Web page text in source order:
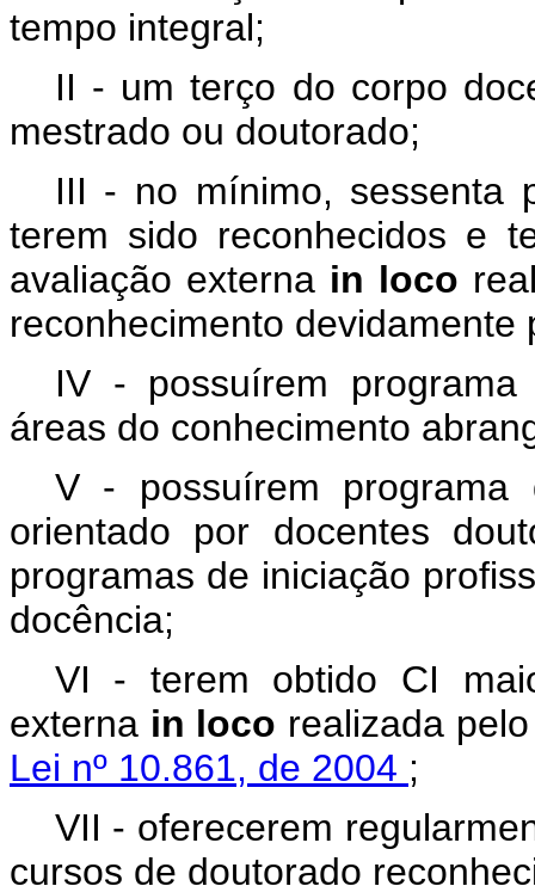
tempo integral;
II - um terço do corpo
mestrado ou doutorado;
III - no mínimo, sessenta
terem sido reconhecidos e
avaliação externa in loco
reconhecimento
IV - possuírem programa
áreas do conhecimento
V - possuírem programa
orientado por docentes
programas de iniciação
docência;
VI - terem obtido CI
externa in loco realizada
Lei nº 10.861, de 2004 ;
VII - oferecerem
cursos de doutorado